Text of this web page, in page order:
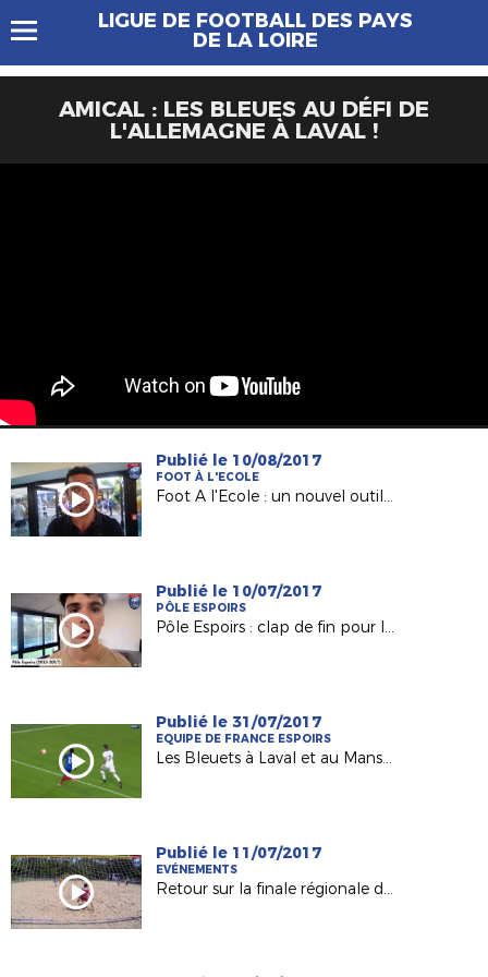
LIGUE DE FOOTBALL DES PAYS
DE LA LOIRE
AMICAL : LES BLEUES AU DÉFI DE
L'ALLEMAGNE À LAVAL !
Publié le 10/08/2017
FOOT À L'ECOLE
Foot A l'Ecole : un nouvel outil pour les Responsables de Sections Sportives !
Publié le 10/07/2017
PÔLE ESPOIRS
Pôle Espoirs : clap de fin pour la Génération 2002 (Episode 1)
Publié le 31/07/2017
EQUIPE DE FRANCE ESPOIRS
Les Bleuets à Laval et au Mans début septembre !
Publié le 11/07/2017
EVÉNEMENTS
Retour sur la finale régionale de Beach-Soccer 2017 !